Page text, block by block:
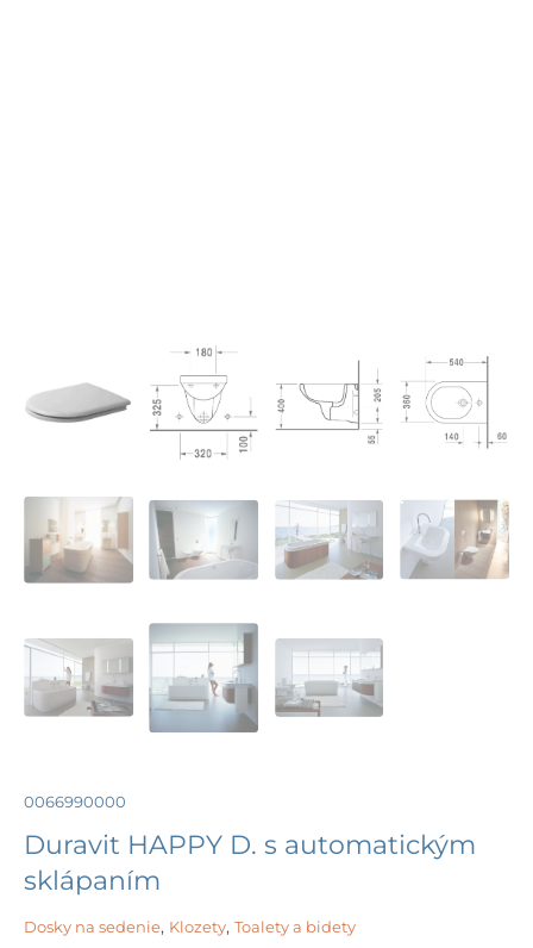
0066990000
Duravit HAPPY D. s automatickým
sklápaním
Dosky na sedenie, Klozety, Toalety a bidety